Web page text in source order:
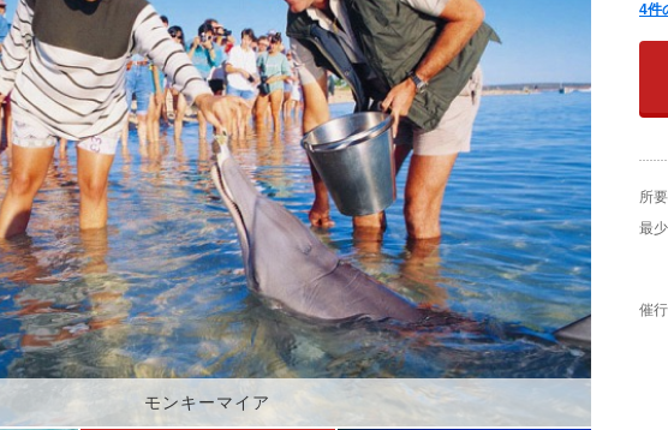
モンキーマイア
4件
所
最
催